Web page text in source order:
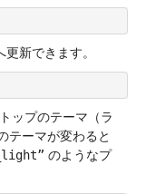
新できます。
ップのテーマ（ラ
テーマが変わると
のようなプ